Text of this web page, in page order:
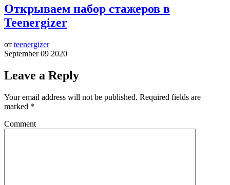
Открываем набор стажеров в
Teenergizer
от teenergizer
September 09 2020
Leave a Reply
Your email address will not be published. Required fields are
marked *
Comment